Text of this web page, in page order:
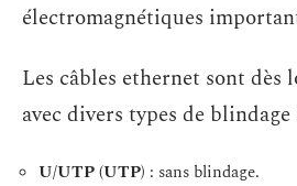
électromagnétiques
Les câbles ethernet sont dès
avec divers types de blindage
U/UTP (UTP) : sans blindage.